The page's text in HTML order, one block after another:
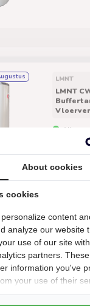
LMNT
LMNT
Alleen
een
kopen
About cookies
cookies
content
analyze our website
use of our site
partners.
information you've
your use of their